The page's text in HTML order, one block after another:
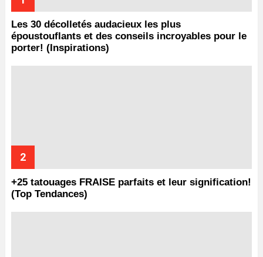
Les 30 décolletés audacieux les plus
époustouflants et des conseils incroyables pour le
porter! (Inspirations)
+25 tatouages ​​FRAISE parfaits et leur signification!
(Top Tendances)